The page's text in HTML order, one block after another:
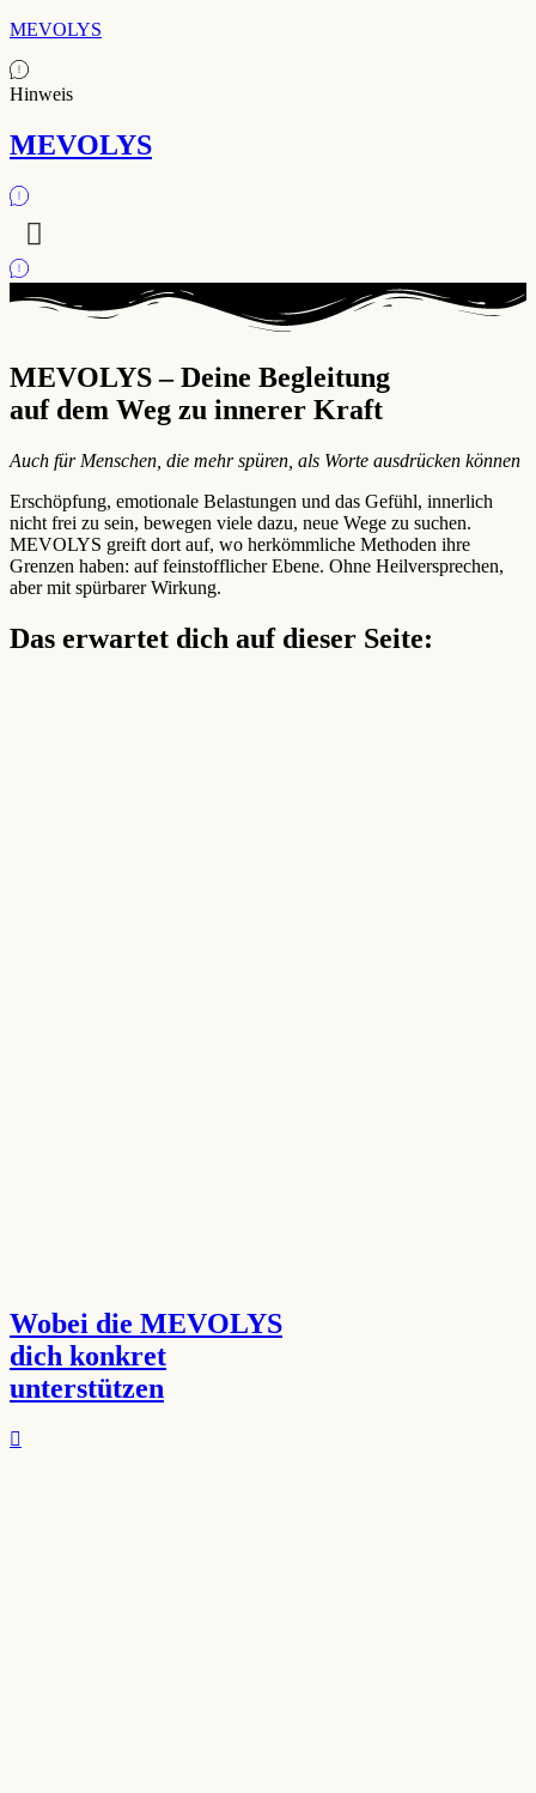
MEVOLYS
Hinweis
MEVOLYS
MEVOLYS – Deine Begleitung
auf dem Weg zu innerer Kraft
Auch für Menschen, die mehr spüren, als Worte ausdrücken können
Erschöpfung, emotionale Belastungen und das Gefühl, innerlich
nicht frei zu sein, bewegen viele dazu, neue Wege zu suchen.
MEVOLYS greift dort auf, wo herkömmliche Methoden ihre
Grenzen haben: auf feinstofflicher Ebene. Ohne Heilversprechen,
aber mit spürbarer Wirkung.
Das erwartet dich auf dieser Seite:
Wobei die MEVOLYS
dich konkret
unterstützen